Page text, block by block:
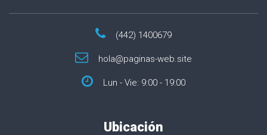
(442) 1400679
hola@paginas-web.site
Lun - Vie: 9:00 - 19:00
Ubicación